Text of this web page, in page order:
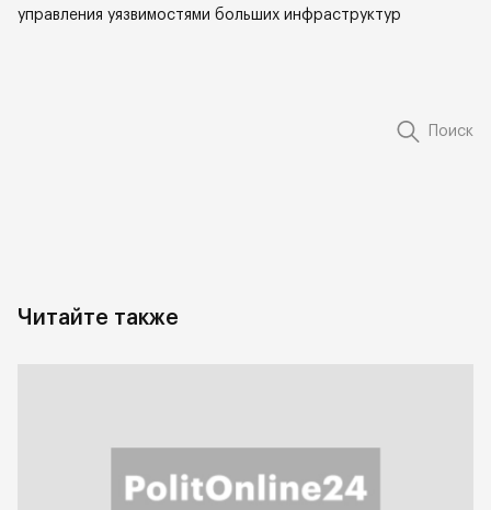
управления уязвимостями больших инфраструктур
Поиск
Читайте также